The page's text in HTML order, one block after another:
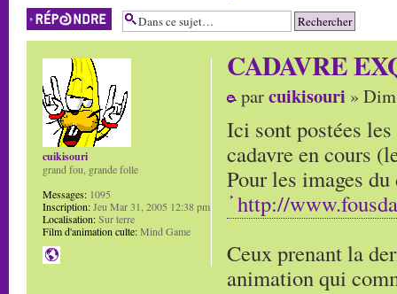
Répondre
CADAVRE
parcuikisouri »
Ici sont postées
cadavre en cours
Pour les images
http://
Ceux prenant la
animation qui
cuikisouri
grand fou, grande folle
Messages: 1095
Inscription:Jeu Mar 31, 2005 12:38 pm
Localisation:Sur terre
Film d'animation culte:Mind Game